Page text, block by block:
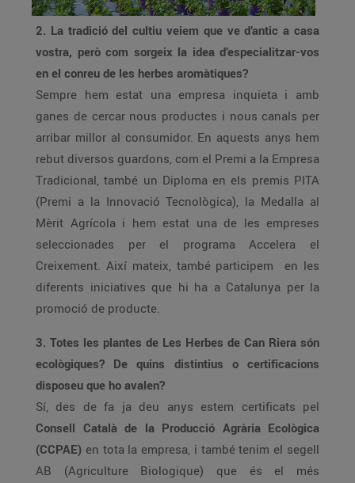
2. La tradició del cultiu veiem que ve d’antic a casa
vostra, però com sorgeix la idea d’especialitzar-vos
en el conreu de les herbes aromàtiques?
Sempre hem estat una empresa inquieta i amb
ganes de cercar nous productes i nous canals per
arribar millor al consumidor. En aquests anys hem
rebut diversos guardons, com el Premi a la Empresa
Tradicional, també un Diploma en els premis PITA
(Premi a la Innovació Tecnològica), la Medalla al
Mèrit Agrícola i hem estat una de les empreses
seleccionades per el programa Accelera el
Creixement. Així mateix, també participem en les
diferents iniciatives que hi ha a Catalunya per la
promoció de producte.
3. Totes les plantes de Les Herbes de Can Riera són
ecològiques? De quins distintius o certificacions
disposeu que ho avalen?
Sí, des de fa ja deu anys estem certificats pel
Consell Català de la Producció Agrària Ecològica
(CCPAE) en tota la empresa, i també tenim el segell
AB (Agriculture Biologique) que és el més